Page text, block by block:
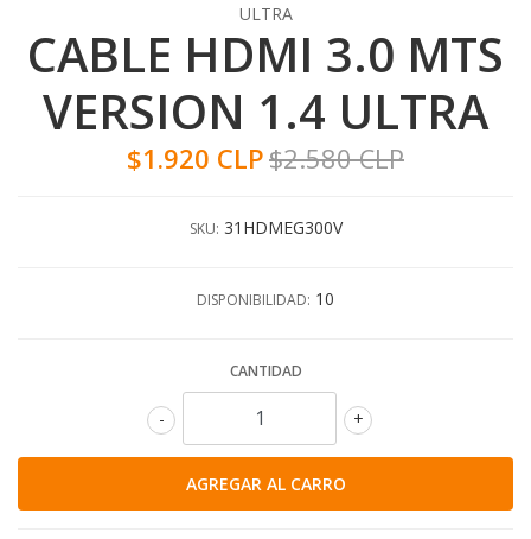
ULTRA
CABLE HDMI 3.0 MTS
VERSION 1.4 ULTRA
$1.920 CLP$2.580 CLP
SKU: 31HDMEG300V
DISPONIBILIDAD: 10
CANTIDAD
+
-